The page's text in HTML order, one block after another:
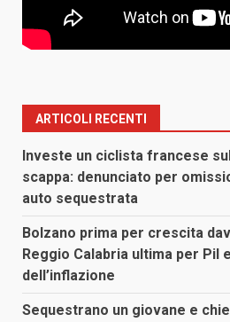
ARTICOLI RECENTI
Investe un ciclista francese
scappa: denunciato per
auto sequestrata
Bolzano prima per crescita
Reggio Calabria ultima per Pil
dell’inflazione
Sequestrano un giovane e